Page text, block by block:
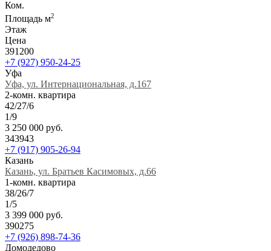
Ком.
Площадь м2
Этаж
Цена
391200
+7 (927) 950-24-25
Уфа
Уфа, ул. Интернациональная, д.167
2-комн. квартира
42/27/6
1/9
3 250 000 руб.
343943
+7 (917) 905-26-94
Казань
Казань, ул. Братьев Касимовых, д.66
1-комн. квартира
38/26/7
1/5
3 399 000 руб.
390275
+7 (926) 898-74-36
Домодедово